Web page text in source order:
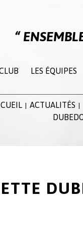
LES ÉQUIPES
| ACTUALITÉS